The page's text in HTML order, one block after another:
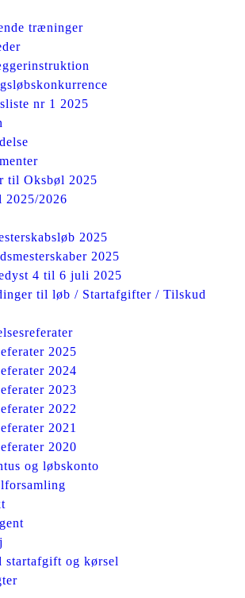
træninger
nr 1 2025
til Oksbøl 2025
2025/2026
2025
2025
4 til 6 juli 2025
til løb / Startafgifter / Tilskud
2025
2024
2023
2022
2021
2020
og løbskonto
startafgift og kørsel